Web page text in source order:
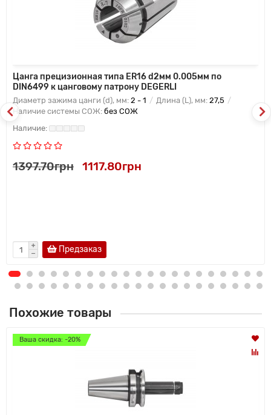
Цанга прецизионная типа ER16 d2мм 0.005мм по
DIN6499 к цанговому патрону DEGERLI
Диаметр зажима цанги (d), мм: 2 - 1 Длина (L), мм: 27,5
Наличие системы СОЖ: без СОЖ
1397.70грн 1117.80грн
Предзаказ
Похожие товары
Ваша скидка: -20%